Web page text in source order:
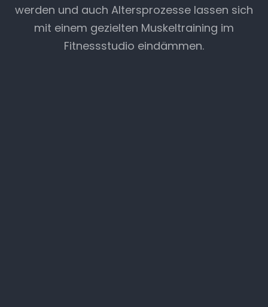
werden und auch Altersprozesse lassen sich
mit einem gezielten Muskeltraining im
Fitnessstudio eindämmen.